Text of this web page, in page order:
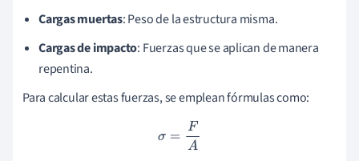
Cargas muertas: Peso de la estructura misma.
Cargas de impacto: Fuerzas que se aplican de manera
repentina.
Para calcular estas fuerzas, se emplean fórmulas como:
σ=F A